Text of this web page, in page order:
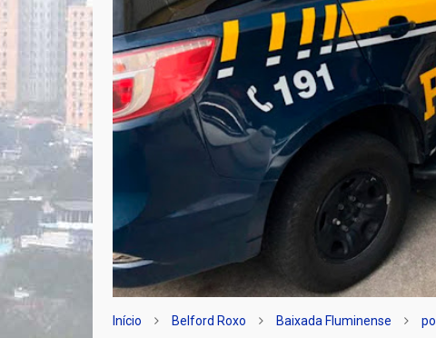
Início Belford Roxo Baixada Fluminense